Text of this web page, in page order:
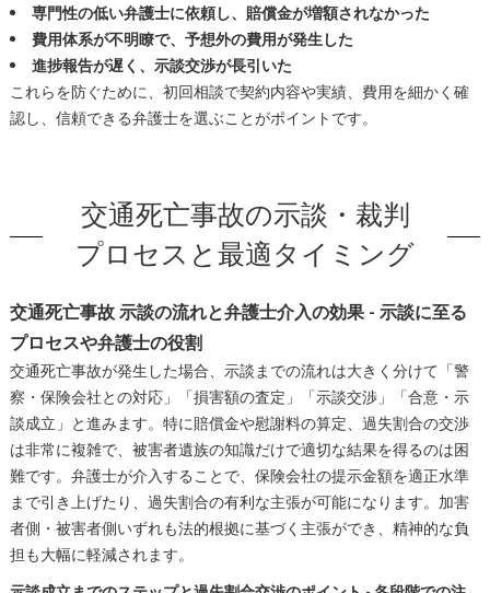
専門性の低い弁護士に依頼し、賠償金が増額されなかった
費用体系が不明瞭で、予想外の費用が発生した
進捗報告が遅く、示談交渉が長引いた
これらを防ぐために、初回相談で契約内容や実績、費用を細かく確
認し、信頼できる弁護士を選ぶことがポイントです。
交通死亡事故の示談・裁判
プロセスと最適タイミング
交通死亡事故 示談の流れと弁護士介入の効果 - 示談に至る
プロセスや弁護士の役割
交通死亡事故が発生した場合、示談までの流れは大きく分けて「警
察・保険会社との対応」「損害額の査定」「示談交渉」「合意・示
談成立」と進みます。特に賠償金や慰謝料の算定、過失割合の交渉
は非常に複雑で、被害者遺族の知識だけで適切な結果を得るのは困
難です。弁護士が介入することで、保険会社の提示金額を適正水準
まで引き上げたり、過失割合の有利な主張が可能になります。加害
者側・被害者側いずれも法的根拠に基づく主張ができ、精神的な負
担も大幅に軽減されます。